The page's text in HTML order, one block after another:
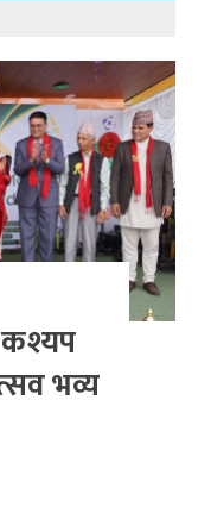
भव्य